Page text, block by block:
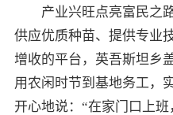
产业兴旺点亮富民之
供应优质种苗、提供专业
增收的平台，英吾斯坦乡
用农闲时节到基地务工，
开心地说：“在家门口上